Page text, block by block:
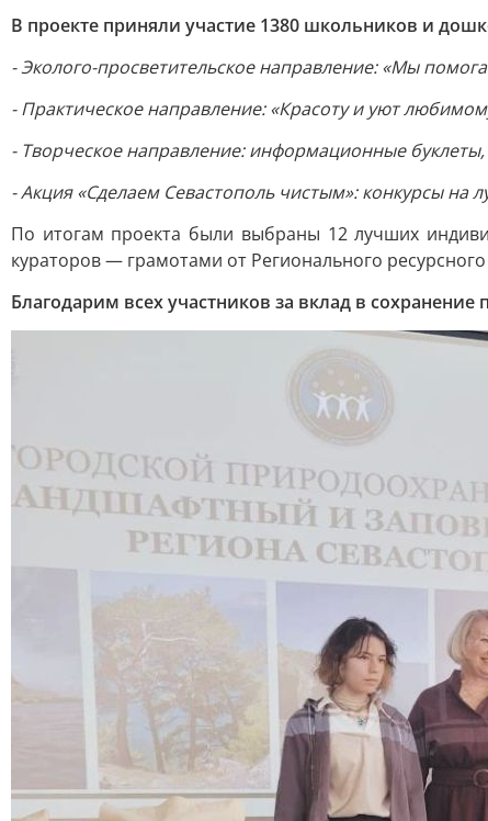
В проекте приняли участие 1380 школьников и
- Эколого-просветительское направление: «Мы
- Практическое направление: «Красоту и уют
- Творческое направление: информационные
- Акция «Сделаем Севастополь чистым»: конкурсы на
По итогам проекта были выбраны 12 лучших
кураторов — грамотами от Регионального
Благодарим всех участников за вклад в